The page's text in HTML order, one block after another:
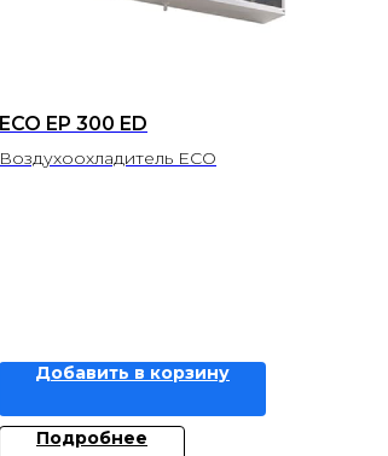
ECO EP 300 ED
Воздухоохладитель ECO
Добавить в корзину
Подробнее